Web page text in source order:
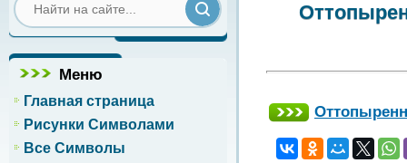
Меню
Главная страница
Рисунки Символами
Все Символы